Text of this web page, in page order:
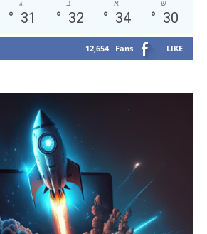
ש
30
°
א
34
°
ב
32
°
ג
31
°
12,654 Fans LIKE